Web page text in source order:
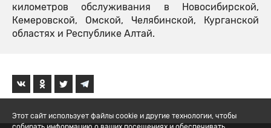
километров обслуживания в Новосибирской,
Кемеровской, Омской, Челябинской, Курганской
областях и Республике Алтай.
Этот сайт использует файлы cookie и другие технологии, чтобы